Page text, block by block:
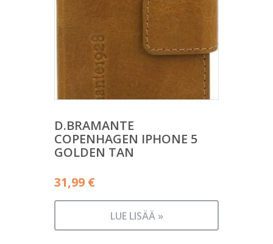
D.BRAMANTE
COPENHAGEN IPHONE 5
GOLDEN TAN
31,99 €
LUE LISÄÄ »